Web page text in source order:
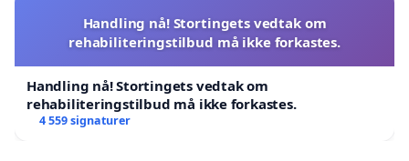
Handling nå! Stortingets vedtak om
rehabiliteringstilbud må ikke forkastes.
Handling nå! Stortingets vedtak om
rehabiliteringstilbud må ikke forkastes.
4 559 signaturer